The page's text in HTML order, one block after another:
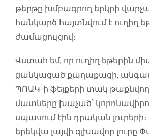
թերթը խմբագրող երկրի
հանկարծ հայտնվում է ուղիղ
ժամացույցով։
Վստահ եմ, որ ուղիղ եթերին
ցանկացած քաղաքացի,
ՊՈԱԿ-ի ֆեյքերի տակ
մատները խաչած՝
սպասում էին դրական
երեկվա լայվի գլխավոր լուրը